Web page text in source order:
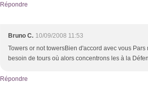
Répondre
Bruno C. 10/09/2008 11:53
Towers or not towersBien d'accord avec vous
besoin de tours où alors concentrons les à la
Répondre